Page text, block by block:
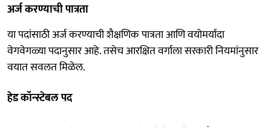
अर्ज करण्याची पात्रता
या पदांसाठी अर्ज करण्याची शैक्षणिक पात्रता आणि वयोमर्यादा
वेगवेगळ्या पदानुसार आहे. तसेच आरक्षित वर्गाला सरकारी नियमांनुसार
वयात सवलत मिळेल.
हेड कॉन्स्टेबल पद